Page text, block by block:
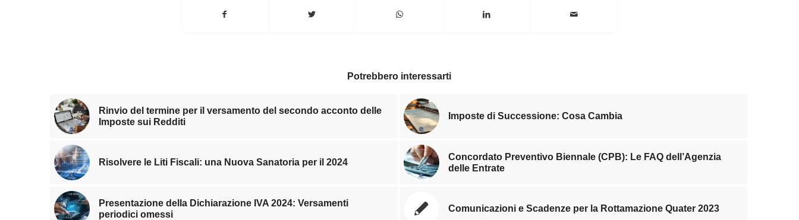
Potrebbero interessarti
Rinvio del termine per il versamento del secondo acconto delle
Imposte sui Redditi
Imposte di Successione: Cosa Cambia
Risolvere le Liti Fiscali: una Nuova Sanatoria per il 2024
Concordato Preventivo Biennale (CPB): Le FAQ dell’Agenzia
delle Entrate
Presentazione della Dichiarazione IVA 2024: Versamenti
periodici omessi
Comunicazioni e Scadenze per la Rottamazione Quater 2023